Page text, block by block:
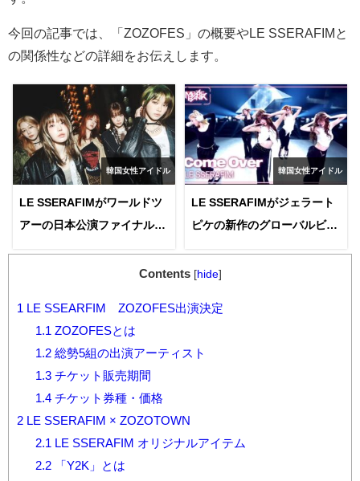
今回の記事では、「ZOZOFES」の概要やLE SSERAFIMと
の関係性などの詳細をお伝えします。
韓国女性アイドル
LE SSERAFIMがワールドツ
アーの日本公演ファイナルで
イズ発表！ファンの反応は？
韓国女性アイドル
LE SSERAFIMがジェラート
ピケの新作のグローバルビジ
Contents [hide]
1
LE SSEARFIM ZOZOFES出演決定
1.1 ZOZOFESとは
1.2総勢5組の出演アーティスト
1.3チケット販売期間
1.4チケット券種・価格
2 LE SSERAFIM × ZOZOTOWN
2.1
LE SSERAFIM オリジナルアイテム
2.2「Y2K」とは